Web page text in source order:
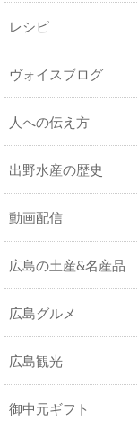
レシピ
ヴォイスブログ
人への伝え方
出野水産の歴史
動画配信
広島の土産&名産品
広島グルメ
広島観光
御中元ギフト